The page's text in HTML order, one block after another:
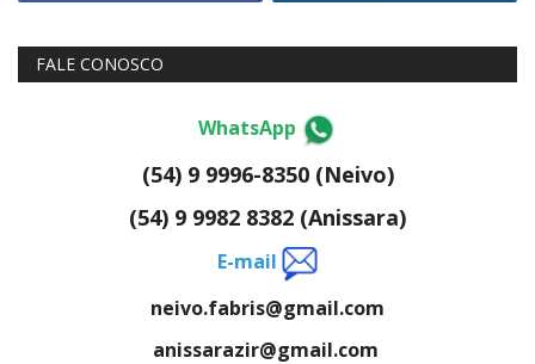
FALE CONOSCO
WhatsApp
(54) 9 9996-8350 (Neivo)
(54) 9 9982 8382 (Anissara)
E-mail
neivo.fabris@gmail.com
anissarazir@gmail.com